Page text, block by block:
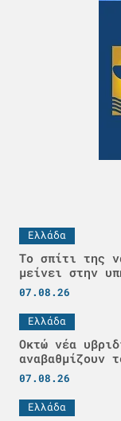
Ελλάδα
Το σπίτι της
μείνει στην
07.08.26
Ελλάδα
Οκτώ νέα
αναβαθμίζουν
07.08.26
Ελλάδα